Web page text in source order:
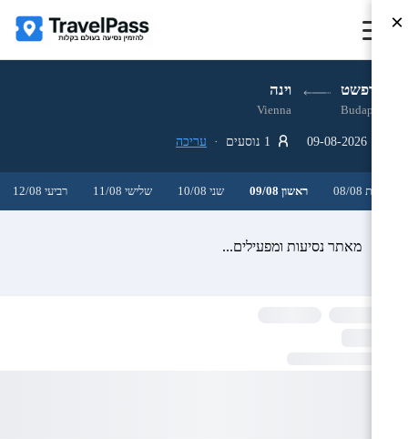
בודפשט וינה
Budapest
Vienna
עריכה
שבת 08/08 ראשון 09/08 שני 10/08 שלישי 11/08 רביעי 12/08
מאתר נסיעות ומפעילים...
×